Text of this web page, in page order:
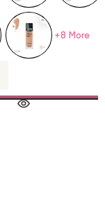
+8 More